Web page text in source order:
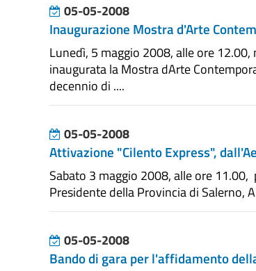
05-05-2008
Inaugurazione Mostra d'Arte
Lunedì, 5 maggio 2008, alle ore
inaugurata la Mostra dArte
decennio di ....
05-05-2008
Attivazione "Cilento Express",
Sabato 3 maggio 2008, alle ore
Presidente della Provincia di Salerno,
05-05-2008
Bando di gara per l'affidamento